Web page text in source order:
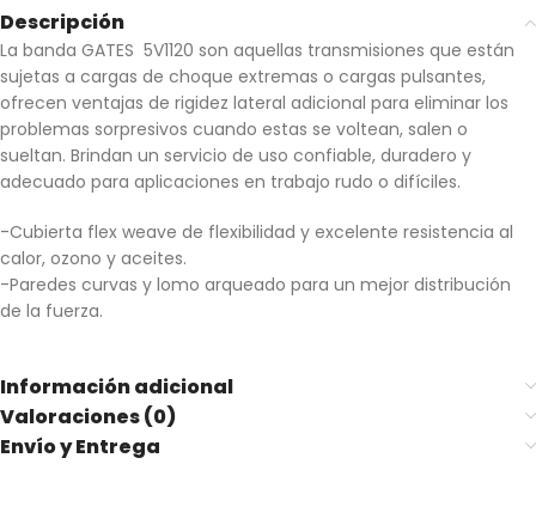
Descripción
La banda GATES 5V1120 son aquellas transmisiones que están
sujetas a cargas de choque extremas o cargas pulsantes,
ofrecen ventajas de rigidez lateral adicional para eliminar los
problemas sorpresivos cuando estas se voltean, salen o
sueltan. Brindan un servicio de uso confiable, duradero y
adecuado para aplicaciones en trabajo rudo o difíciles.
-Cubierta flex weave de flexibilidad y excelente resistencia al
calor, ozono y aceites.
-Paredes curvas y lomo arqueado para un mejor distribución
de la fuerza.
Información adicional
Valoraciones (0)
Envío y Entrega